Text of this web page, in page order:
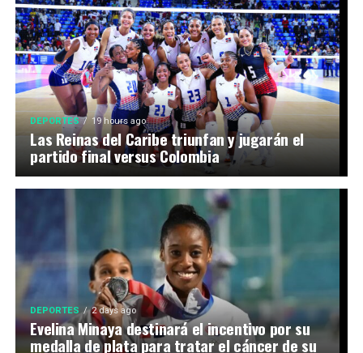
DEPORTES 19 hours ago
Las Reinas del Caribe triunfan y jugarán el
partido final versus Colombia
DEPORTES 2 days ago
Evelina Minaya destinará el incentivo por su
medalla de plata para tratar el cáncer de su